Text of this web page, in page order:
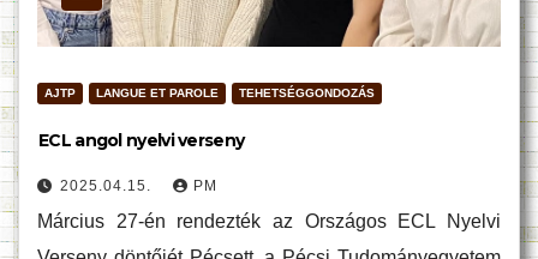
AJTP LANGUE ET PAROLE TEHETSÉGGONDOZÁS
ECL angol nyelvi verseny
2025.04.15. PM
Március 27-én rendezték az Országos ECL Nyelvi